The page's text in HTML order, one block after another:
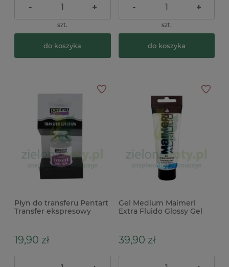
- +
szt.
do koszyka
- +
szt.
do koszyka
Płyn do transferu Pentart
Transfer ekspresowy
19,90 zł
Gel Medium Maimeri
Extra Fluido Glossy Gel
39,90 zł